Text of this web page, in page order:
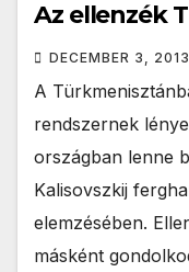
Az ellenzék
DECEMBER 3, 2013
A
rendszernek
országban lenne
Kalisovszkij
elemzésében.
másként